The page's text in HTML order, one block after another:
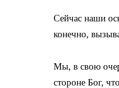
Сейчас наши
конечно,
Мы, в свою
стороне Бог,